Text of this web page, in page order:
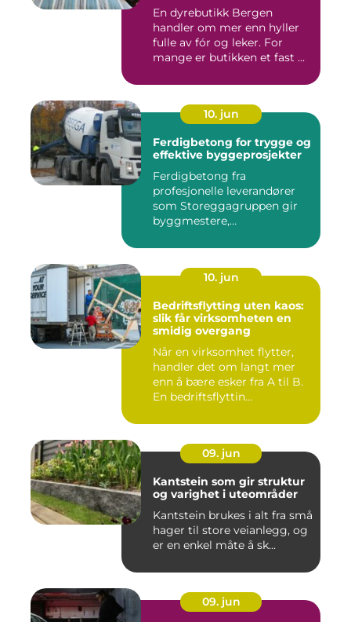
En dyrebutikk Bergen
handler om mer enn hyller
fulle av fór og leker. For
mange er butikken et fast ...
10. jun
Ferdigbetong for trygge og
effektive byggeprosjekter
Ferdigbetong fra
profesjonelle leverandører
som Storeggagruppen gir
byggmestere,
10. jun
Bedriftsflytting uten kaos:
slik får virksomheten en
smidig overgang
Når en virksomhet flytter,
handler det om langt mer
enn å bære esker fra A til B.
En bedriftsflyttin...
09. jun
Kantstein som gir struktur
og varighet i uteområder
Kantstein brukes i alt fra små
hager til store veianlegg, og
er en enkel måte å sk...
09. jun